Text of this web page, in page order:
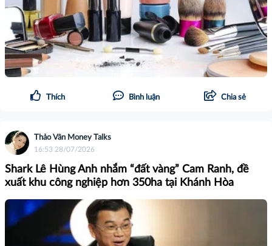
Thích Bình luận Chia sẻ
Thảo Vân Money Talks
16:53 28/07/2026
Shark Lê Hùng Anh nhắm “đất vàng” Cam Ranh, đề
xuất khu công nghiệp hơn 350ha tại Khánh Hòa